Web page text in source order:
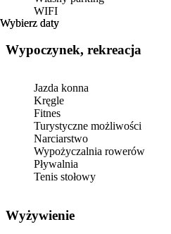
Wybierz daty
Wybierz daty
WIFI
Wypoczynek, rekreacja
Jazda konna
Kręgle
Fitnes
Turystyczne możliwości
Narciarstwo
Wypożyczalnia rowerów
Pływalnia
Tenis stołowy
Wyżywienie